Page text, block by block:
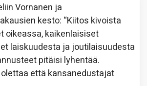
Vornanen ja
kesto: “Kiitos kivoista
oikeassa, kaikenlaisiset
laiskuudesta ja joutilaisuudesta
pitäisi lyhentää.
että kansanedustajat